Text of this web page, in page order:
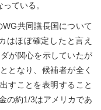
ている。
共同議長国について
はほぼ確定したと言え
が関心を示していたが
となり、候補者が全く
すことを表明すること
の約1/3はアメリカであ